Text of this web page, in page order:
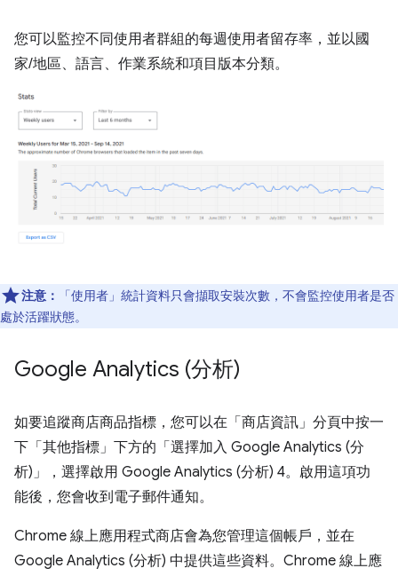
您可以監控不同使用者群組的每週使用者留存率，並以國
家/地區、語言、作業系統和項目版本分類。
注意： 「使用者」 統計資料只會擷取安裝次數，不會監控使用者是否
處於活躍狀態。
Google Analytics (分析)
如要追蹤商店商品指標，您可以在「商店資訊」 分頁中按一
下「其他指標」 下方的「選擇加入 Google Analytics (分
析)」
，選擇啟用 Google Analytics (分析) 4。啟用這項功
能後，您會收到電子郵件通知。
Chrome 線上應用程式商店會為您管理這個帳戶，並在
Google Analytics (分析) 中提供這些資料。Chrome 線上應